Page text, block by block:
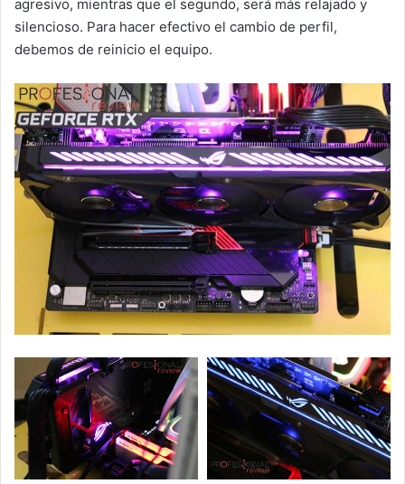
agresivo, mientras que el segundo, será más relajado y
silencioso. Para hacer efectivo el cambio de perfil,
debemos de reinicio el equipo.